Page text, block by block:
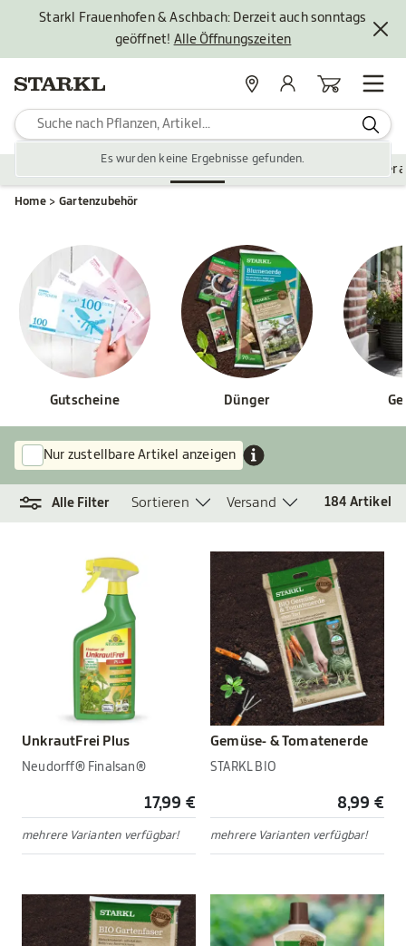
Starkl Frauenhofen & Aschbach: Derzeit auch sonntags
geöffnet! Alle Öffnungszeiten
Es wurden keine Ergebnisse gefunden.
StandorteMein KontoWarenkorb
Zubehör Gartengestaltung
Home Gartenzubehör
Gutscheine Dünger
Nur zustellbare Artikel anzeigen
Alle Filter Sortieren Versand 184 Artikel
UnkrautFrei Plus
Neudorff® Finalsan®
17,99 €
mehrere Varianten verfügbar!
Gemüse- & Tomatenerde
STARKL BIO
8,99 €
mehrere Varianten verfügbar!